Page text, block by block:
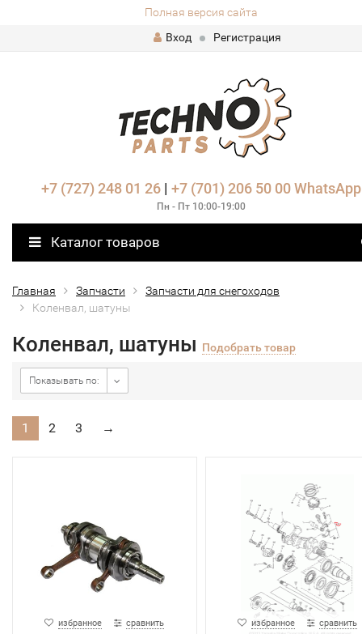
Полная версия сайта
Вход
Регистрация
+7 (727) 248 01 26| +7 (701) 206 50 00 WhatsApp
Пн - Пт 10:00-19:00
Каталог товаров
Главная Запчасти
Запчасти для снегоходов
Коленвал, шатуны
Коленвал, шатуны Подобрать товар
Показывать по:
1 2 3 →
избранное сравнить избранное сравнить